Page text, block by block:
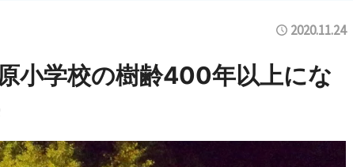
2020.11.24
小学校の樹齢400年以上にな